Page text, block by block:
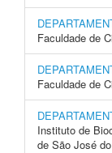
Faculdade de
Faculdade de
Instituto de
de São José